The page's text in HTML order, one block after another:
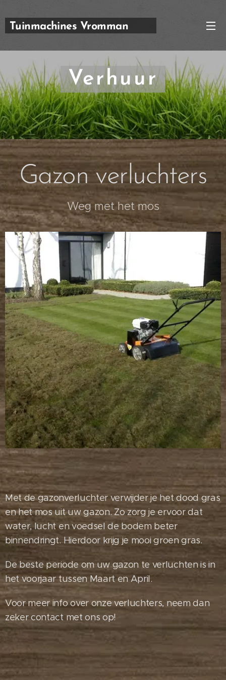
Tuinmachines Vromman
Verhuur
Gazon verluchters
Weg met het mos
Met de gazonverluchter verwijder je het dood gras
en het mos uit uw gazon. Zo zorg je ervoor dat
water, lucht en voedsel de bodem beter
binnendringt. Hierdoor krijg je mooi groen gras.
De beste periode om uw gazon te verluchten is in
het voorjaar tussen Maart en April.
Voor meer info over onze verluchters, neem dan
zeker contact met ons op!